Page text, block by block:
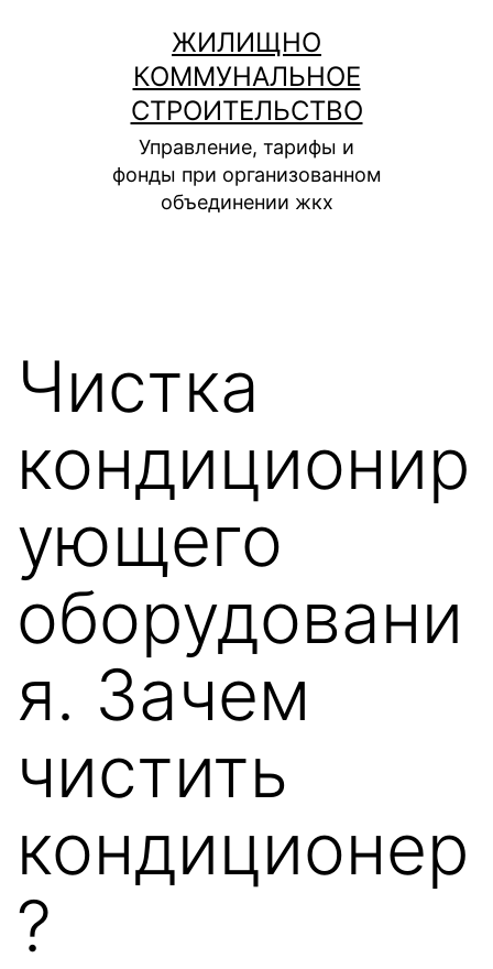
содержимому
ЖИЛИЩНО
КОММУНАЛЬНОЕ
СТРОИТЕЛЬСТВО
Управление, тарифы и
фонды при организованном
объединении жкх
Чистка
кондиционир
ующего
оборудовани
я. Зачем
чистить
кондиционер
?